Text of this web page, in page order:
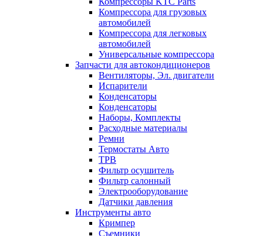
Компрессора для грузовых
автомобилей
Компрессора для легковых
автомобилей
Универсальные компрессора
Запчасти для автокондиционеров
Вентиляторы, Эл. двигатели
Испарители
Конденсаторы
Конденсаторы
Наборы, Комплекты
Расходные материалы
Ремни
Термостаты Авто
ТРВ
Фильтр осушитель
Фильтр салонный
Электрооборудование
Датчики давления
Инструменты авто
Кримпер
Съемники